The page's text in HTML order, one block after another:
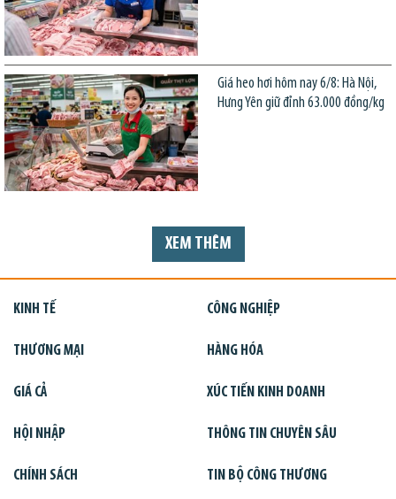
Giá heo hơi hôm nay 6/8: Hà Nội,
Hưng Yên giữ đỉnh 63.000 đồng/kg
XEM THÊM
KINH TẾ CÔNG NGHIỆP
THƯƠNG MẠI HÀNG HÓA
GIÁ CẢ XÚC TIẾN KINH DOANH
HỘI NHẬP THÔNG TIN CHUYÊN SÂU
CHÍNH SÁCH TIN BỘ CÔNG THƯƠNG